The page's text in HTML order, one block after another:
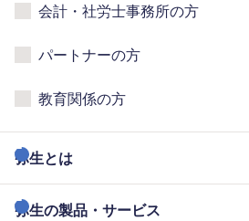
会計・社労士事務所の方
パートナーの方
教育関係の方
弥生とは
弥生の製品・サービス